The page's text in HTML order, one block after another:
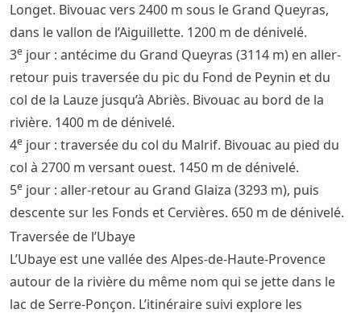
Longet. Bivouac vers 2400 m sous le Grand Queyras,
dans le vallon de l’Aiguillette. 1200 m de dénivelé.
3e jour : antécime du Grand Queyras (3114 m) en aller-
retour puis traversée du pic du Fond de Peynin et du
col de la Lauze jusqu’à Abriès. Bivouac au bord de la
rivière. 1400 m de dénivelé.
4e jour : traversée du col du Malrif. Bivouac au pied du
col à 2700 m versant ouest. 1450 m de dénivelé.
5e jour : aller-retour au Grand Glaiza (3293 m), puis
descente sur les Fonds et Cervières. 650 m de dénivelé.
Traversée de l’Ubaye
L’Ubaye est une vallée des Alpes-de-Haute-Provence
autour de la rivière du même nom qui se jette dans le
lac de Serre-Ponçon. L’itinéraire suivi explore les